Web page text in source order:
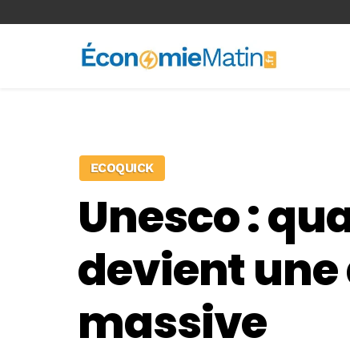
ECOQUICK
Unesco :
devient
massive